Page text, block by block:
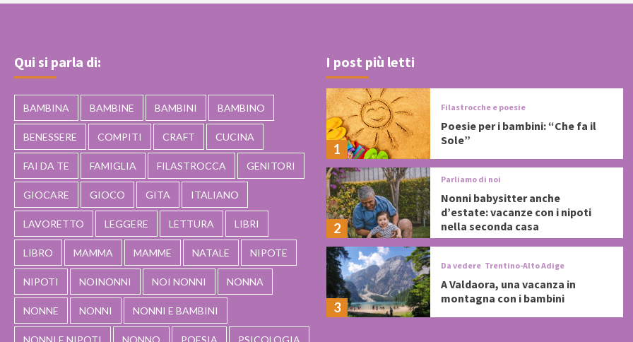
Qui si parla di:
BAMBINA BAMBINE BAMBINI BAMBINO
BENESSERE COMPITI CRAFT CUCINA
FAI DA TE FAMIGLIA FILASTROCCA GENITORI
GIOCARE GIOCO GITA ITALIANO
LAVORETTO LEGGERE LETTURA LIBRI
LIBRO MAMMA MAMME NATALE NIPOTE
NIPOTI NOINONNI NOI NONNI NONNA
NONNE NONNI NONNI E BAMBINI
NONNI E NIPOTI NONNO POESIA PSICOLOGIA
I post più letti
1
Filastrocche e poesie
Poesie per i bambini: “Che fa il
Sole”
2
Parliamo di noi
Nonni babysitter anche
d’estate: vacanze con i nipoti
nella seconda casa
3
Da vedere Trentino-Alto Adige
A Valdaora, una vacanza in
montagna con i bambini